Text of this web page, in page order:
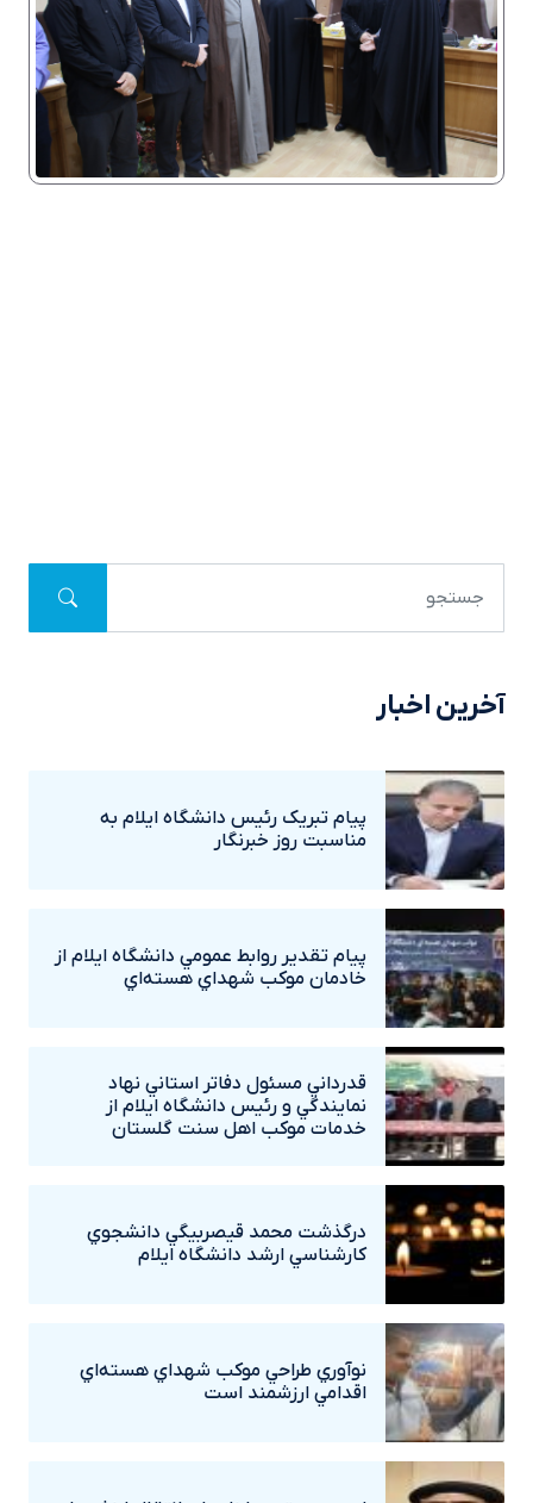
آخرین اخبار
پيام تبريک رئيس دانشگاه ايلام به
مناسبت روز خبرنگار
پيام تقدير روابط عمومي دانشگاه ايلام از
خادمان موکب شهداي هسته‌اي
قدرداني مسئول دفاتر استاني نهاد
نمايندگي و رئيس دانشگاه ايلام از
خدمات موکب اهل سنت گلستان
درگذشت محمد قيصربيگي دانشجوي
کارشناسي ارشد دانشگاه ايلام
نوآوري طراحي موکب شهداي هسته‌اي
اقدامي ارزشمند است